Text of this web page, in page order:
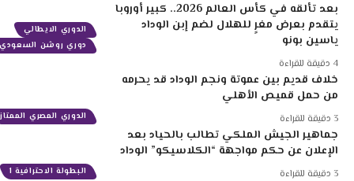
الدوري الايطالي
دوري روشن السعودي
بعد تألقه في كأس العالم 2026.. كبير أوروبا
يتقدم بعرض مغرٍ للهلال لضم إبن الوداد
ياسين بونو
الدوري المصري الممتاز
خلاف قديم بين عموتة ونجم الوداد قد يحرمه
من حمل قميص الأهلي
البطولة الاحترافية 1
جماهير الجيش الملكي تطالب بالحياد بعد
الإعلان عن حكم مواجهة “الكلاسيكو” الوداد